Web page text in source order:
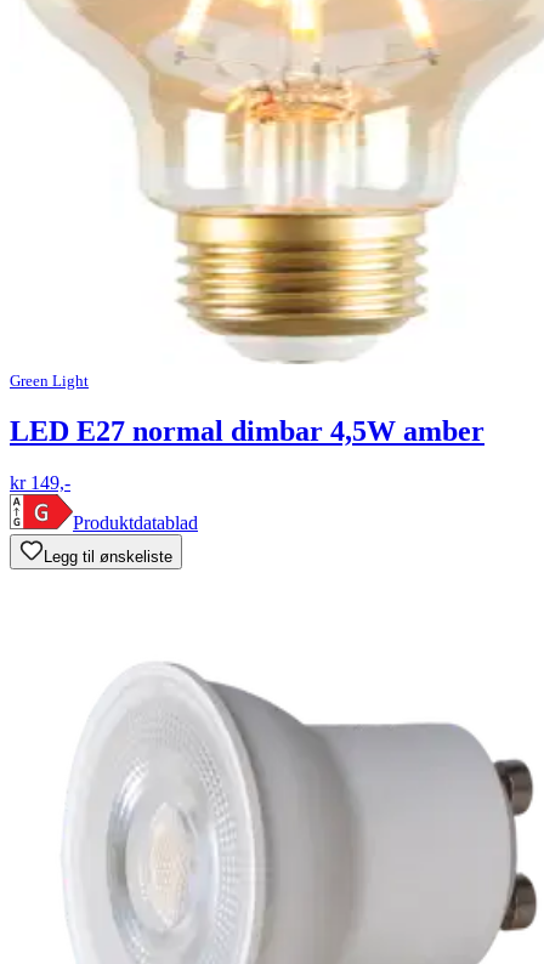
Green Light
LED E27 normal dimbar 4,5W amber
kr 149,-
Produktdatablad
Legg til ønskeliste